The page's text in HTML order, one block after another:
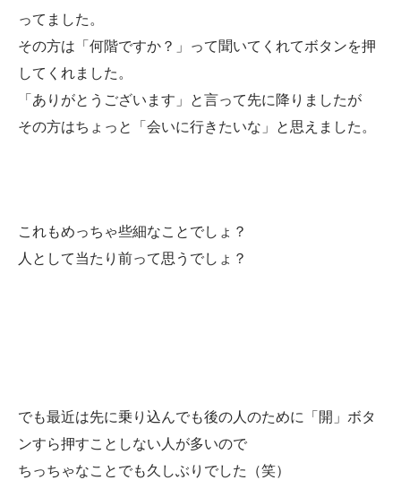
ってました。
その方は「何階ですか？」って聞いてくれてボタンを押
してくれました。
「ありがとうございます」と言って先に降りましたが
その方はちょっと「会いに行きたいな」と思えました。
これもめっちゃ些細なことでしょ？
人として当たり前って思うでしょ？
でも最近は先に乗り込んでも後の人のために「開」ボタ
ンすら押すことしない人が多いので
ちっちゃなことでも久しぶりでした（笑）